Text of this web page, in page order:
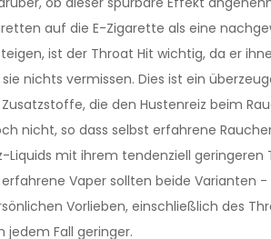
auf die E-Zigarette als eine
ist der Throat Hit wichtig, da er
nichts vermissen. Dies ist ein
die den Hustenreiz beim
nicht, so dass selbst erfahrene
Liquids mit ihrem tendenziell
Vaper sollten beide Varianten -
Vorlieben, einschließlich des
jedem Fall geringer.